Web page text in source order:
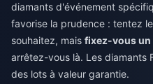
diamants d'événement
favorise la prudence : tentez
souhaitez, mais fixez-vous un
arrêtez-vous là. Les diamants
des lots à valeur garantie.